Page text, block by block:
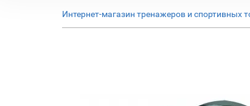
Интернет-магазин тренажеров и спортивных